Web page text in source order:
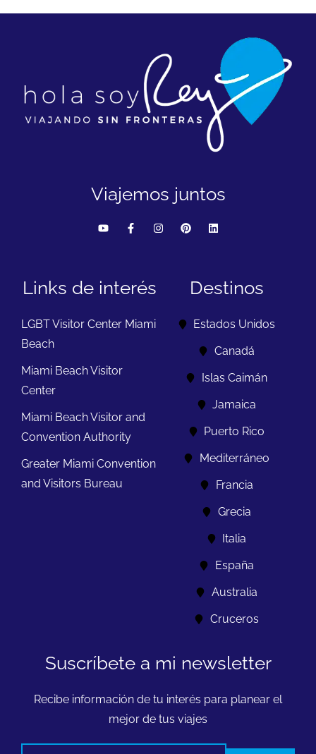
Viajemos juntos
Links de interés
LGBT Visitor Center Miami
Beach
Miami Beach Visitor
Center
Miami Beach Visitor and
Convention Authority
Greater Miami Convention
and Visitors Bureau
Destinos
Estados Unidos
Canadá
Islas Caimán
Jamaica
Puerto Rico
Mediterráneo
Francia
Grecia
Italia
España
Australia
Cruceros
Suscríbete a mi newsletter
Recibe información de tu interés para planear el
mejor de tus viajes